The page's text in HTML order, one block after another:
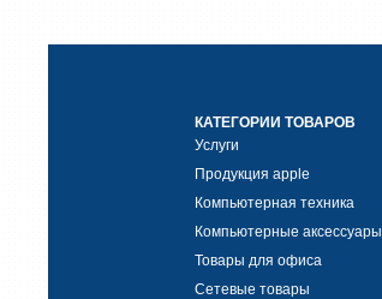
КАТЕГОРИИ ТОВАРОВ
Услуги
Продукция apple
Компьютерная техника
Компьютерные аксессуары
Товары для офиса
Сетевые товары